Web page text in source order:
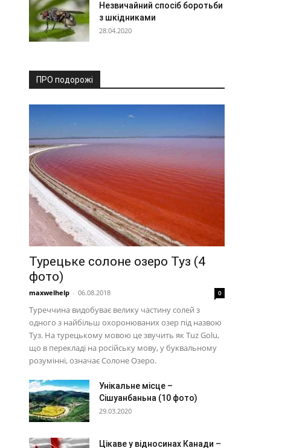
Незвичайний спосіб боротьби
з шкідниками
28.04.2020
ПРО подорожі
Турецьке солоне озеро Туз (4
фото)
maxwelhelp - 06.08.2018 0
Туреччина видобуває велику частину солей з
одного з найбільш охоронюваних озер під назвою
Туз. На турецькому мовою це звучить як Tuz Golu,
що в перекладі на російську мову, у буквальному
розумінні, означає Солоне Озеро.
Унікальне місце –
Сішуанбаньна (10 фото)
29.03.2020
Цікаве у відносинах Канади –